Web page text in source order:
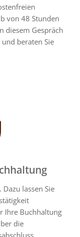
von 48 Stunden
diesem Gespräch
beraten Sie
lassen Sie
Ihre Buchhaltung
die